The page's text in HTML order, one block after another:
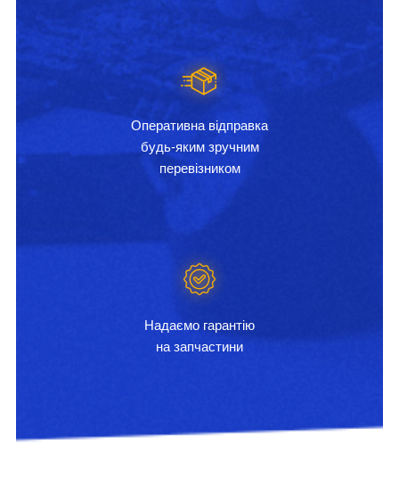
Оперативна відправка
будь-яким зручним
перевізником
Надаємо гарантію
на запчастини